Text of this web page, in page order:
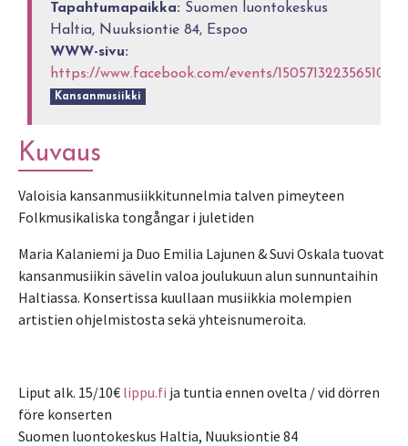
Tapahtumapaikka: Suomen luontokeskus
Haltia, Nuuksiontie 84, Espoo
WWW-sivu:
https://www.facebook.com/events/150571322356510/
Kansanmusiikki
Kuvaus
Valoisia kansanmusiikkitunnelmia talven pimeyteen
Folkmusikaliska tongångar i juletiden
Maria Kalaniemi ja Duo Emilia Lajunen & Suvi Oskala tuovat
kansanmusiikin sävelin valoa joulukuun alun sunnuntaihin
Haltiassa. Konsertissa kuullaan musiikkia molempien
artistien ohjelmistosta sekä yhteisnumeroita.
Liput alk. 15/10€ lippu.fi ja tuntia ennen ovelta / vid dörren
före konserten
Suomen luontokeskus Haltia, Nuuksiontie 84